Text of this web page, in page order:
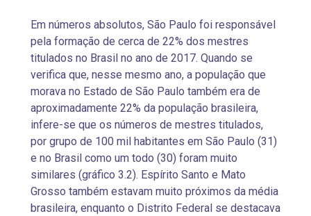
Em números absolutos, São Paulo foi responsável
pela formação de cerca de 22% dos mestres
titulados no Brasil no ano de 2017. Quando se
verifica que, nesse mesmo ano, a população que
morava no Estado de São Paulo também era de
aproximadamente 22% da população brasileira,
infere-se que os números de mestres titulados,
por grupo de 100 mil habitantes em São Paulo (31)
e no Brasil como um todo (30) foram muito
similares (gráfico 3.2). Espírito Santo e Mato
Grosso também estavam muito próximos da média
brasileira, enquanto o Distrito Federal se destacava